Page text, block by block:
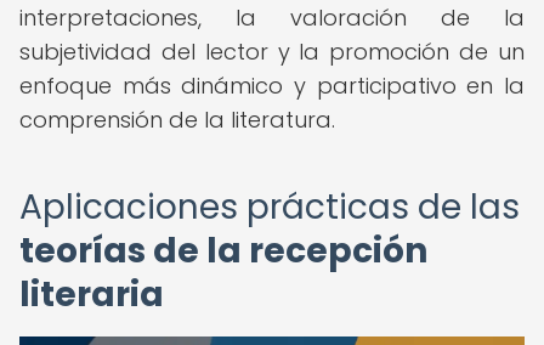
interpretaciones, la valoración de la
subjetividad del lector y la promoción de un
enfoque más dinámico y participativo en la
comprensión de la literatura.
Aplicaciones prácticas de las
teorías de la recepción
literaria